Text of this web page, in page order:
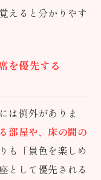
えると分かりやす
を優先する
は例外がありま
部屋や、床の間の
も「景色を楽しめ
として優先される